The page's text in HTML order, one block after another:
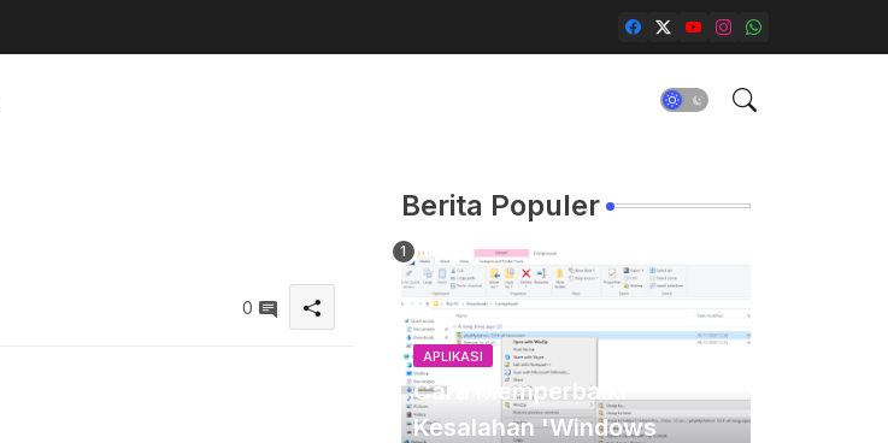
0
Berita Populer
APLIKASI
Cara Memperbaiki
Kesalahan 'Windows